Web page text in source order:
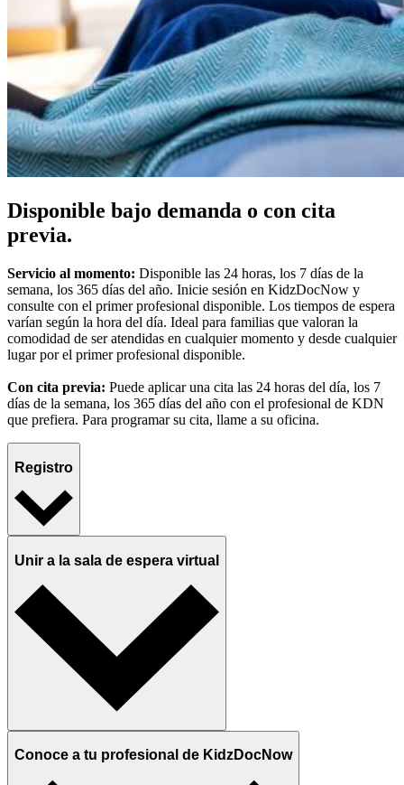
Disponible bajo demanda o con cita
previa.
Servicio al momento: Disponible las 24 horas, los 7 días de la
semana, los 365 días del año. Inicie sesión en KidzDocNow y
consulte con el primer profesional disponible. Los tiempos de espera
varían según la hora del día. Ideal para familias que valoran la
comodidad de ser atendidas en cualquier momento y desde cualquier
lugar por el primer profesional disponible.
Con cita previa: Puede aplicar una cita las 24 horas del día, los 7
días de la semana, los 365 días del año con el profesional de KDN
que prefiera. Para programar su cita, llame a su oficina.
Registro
Unir a la sala de espera virtual
Conoce a tu profesional de KidzDocNow